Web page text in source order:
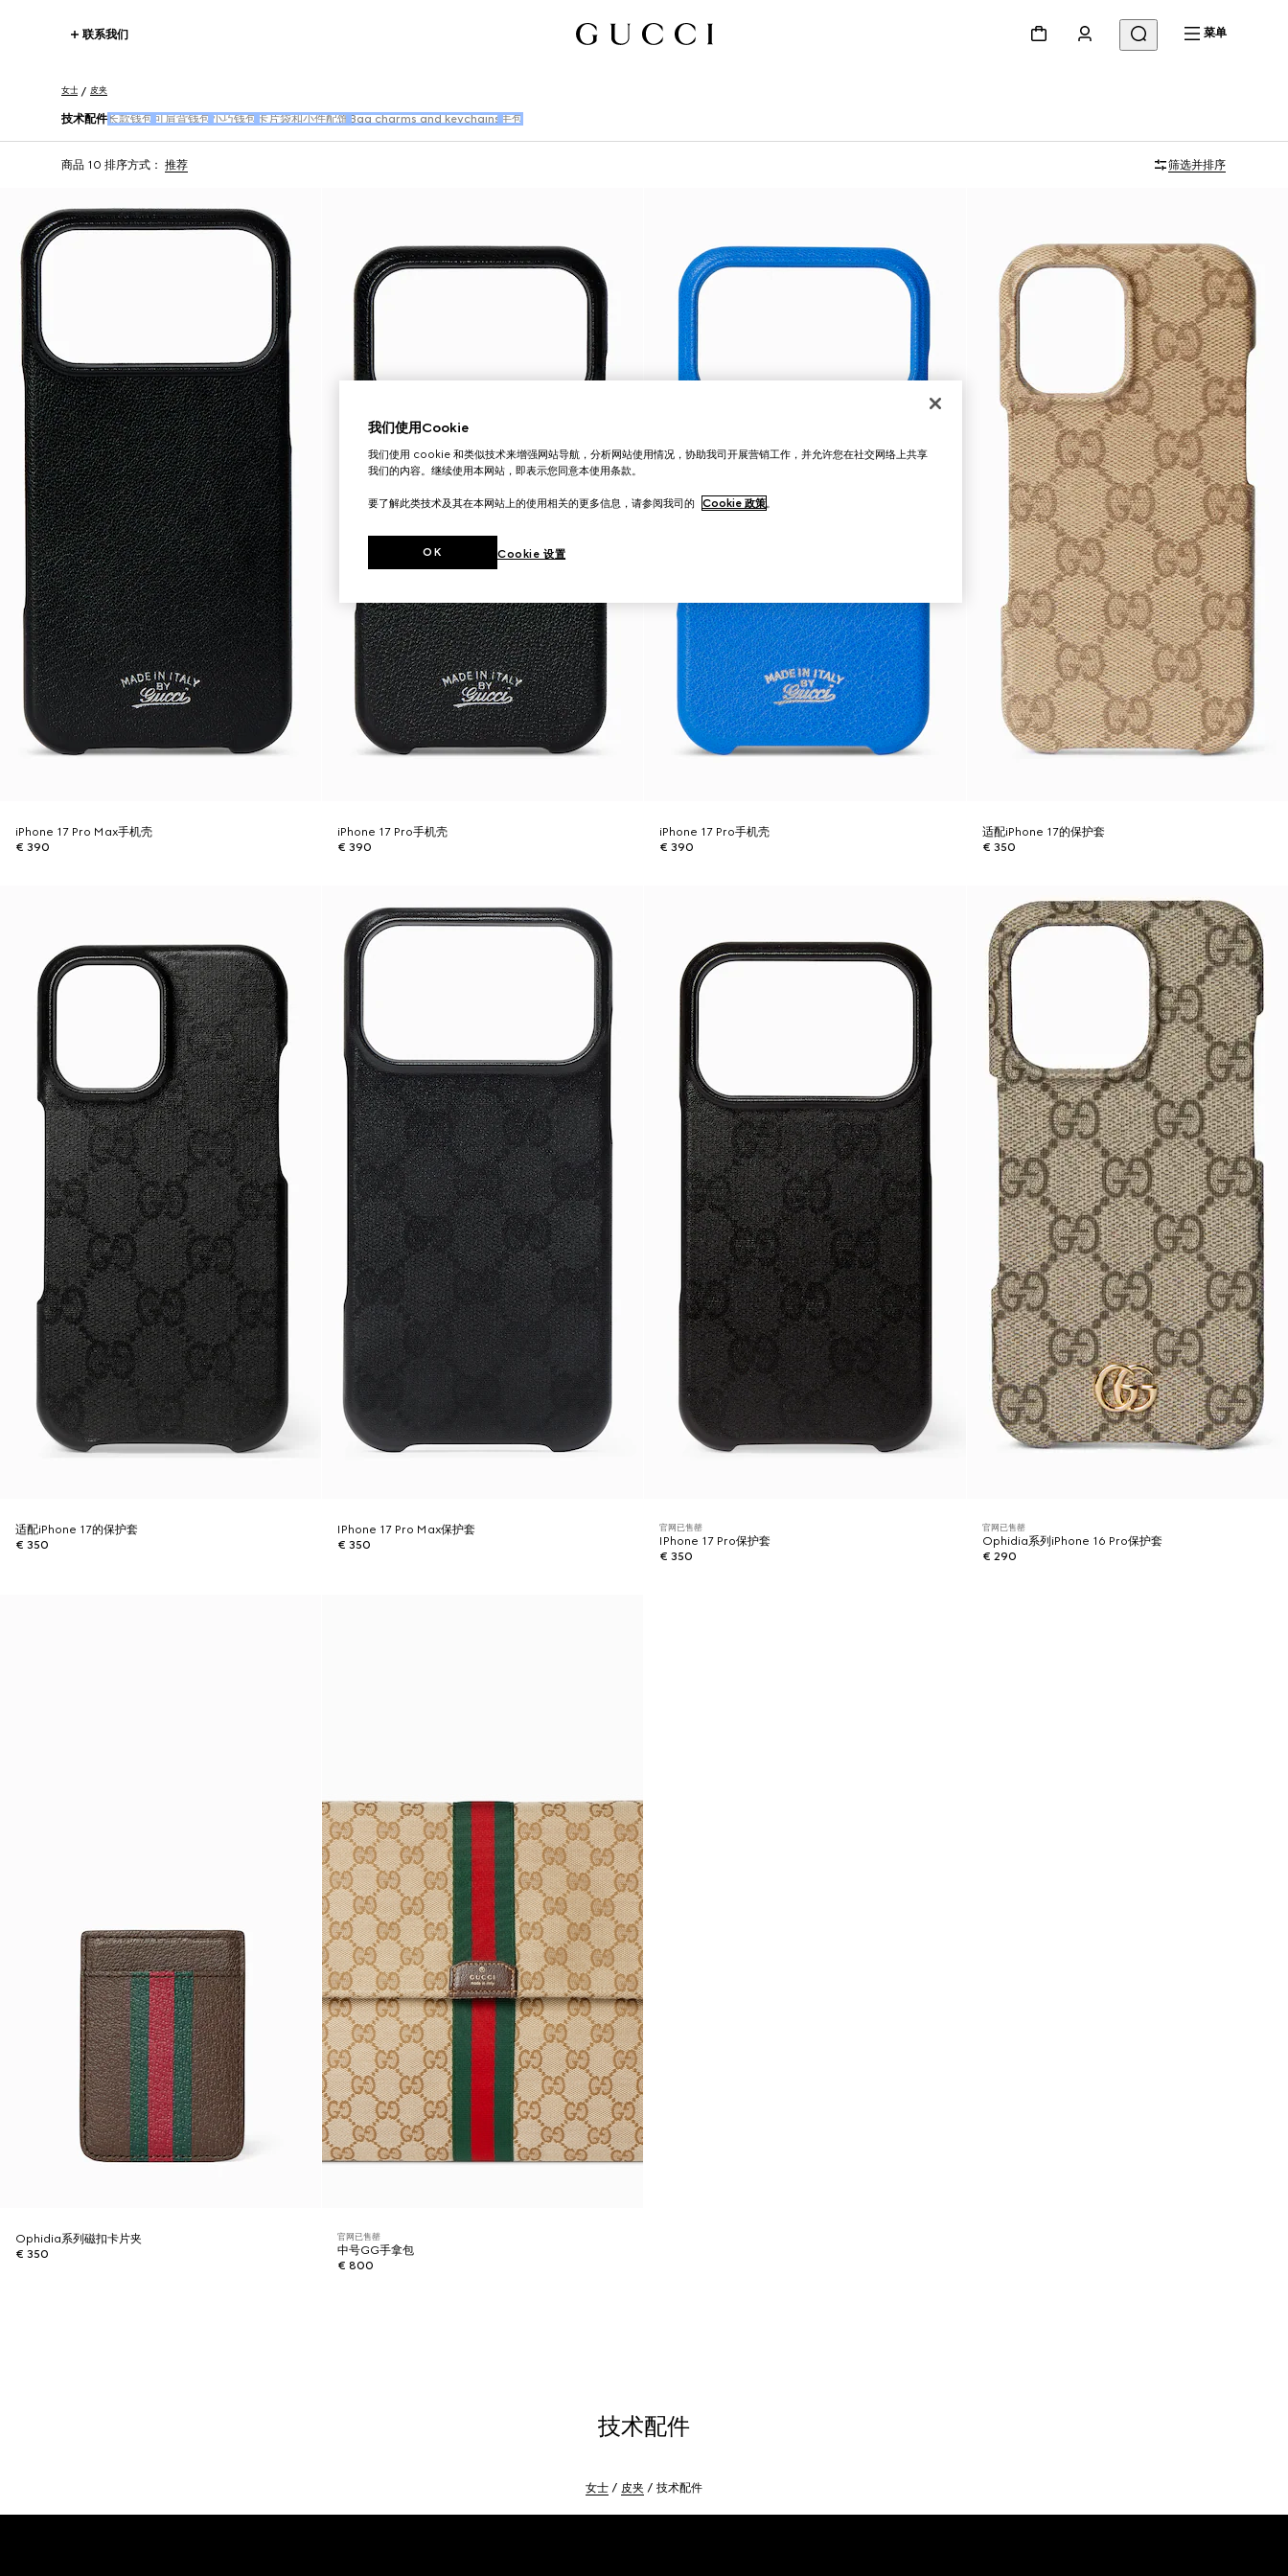
联系我们 菜单
女士 皮夹
技术配件 长款钱包 可肩背钱包 小巧钱包 卡片袋和小件配饰 Bag charms and keychains 手包
商品 10 排序方式： 推荐 筛选并排序
iPhone 17 Pro Max手机壳
€ 390
iPhone 17 Pro手机壳
€ 390
iPhone 17 Pro手机壳
€ 390
适配iPhone 17的保护套
€ 350
适配iPhone 17的保护套
€ 350
IPhone 17 Pro Max保护套
€ 350
官网已售罄
IPhone 17 Pro保护套
€ 350
官网已售罄
Ophidia系列iPhone 16 Pro保护套
€ 290
Ophidia系列磁扣卡片夹
€ 350
官网已售罄
中号GG手拿包
€ 800
技术配件
女士 皮夹 技术配件
我们使用Cookie
我们使用 cookie 和类似技术来增强网站导航，分析网站使用情况，协助我司开展营销工作，并允许您在社交网络上共享
我们的内容。继续使用本网站，即表示您同意本使用条款。
要了解此类技术及其在本网站上的使用相关的更多信息，请参阅我司的 Cookie 政策。
Cookie 设置
OK